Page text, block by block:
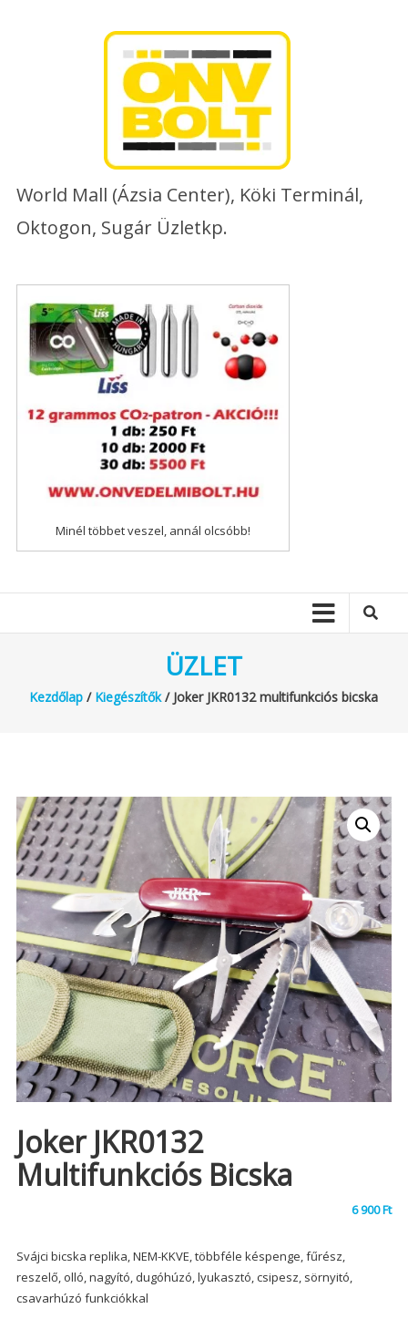
World Mall (Ázsia Center), Köki Terminál,
Oktogon, Sugár Üzletkp.
Minél többet veszel, annál olcsóbb!
ÜZLET
Kezdőlap / Kiegészítők/ Joker JKR0132 multifunkciós bicska
Joker JKR0132
Multifunkciós Bicska
6 900Ft
Svájci bicska replika, NEM-KKVE, többféle késpenge, fűrész,
reszelő, olló, nagyító, dugóhúzó, lyukasztó, csipesz, sörnyitó,
csavarhúzó funkciókkal